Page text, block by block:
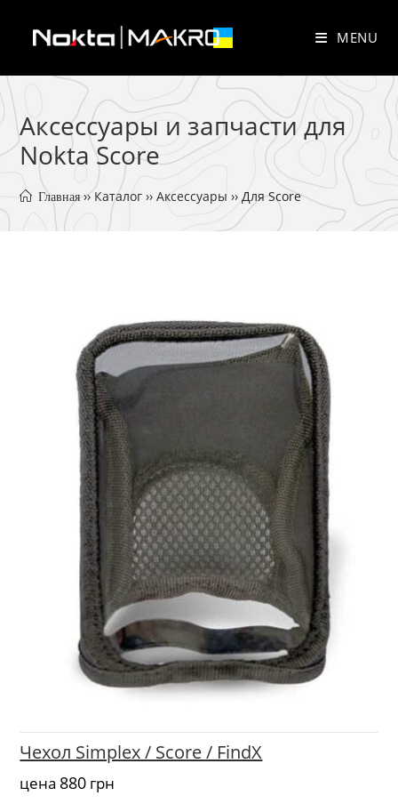
content
MENU
Аксессуары и запчасти для
Nokta Score
Главная ›› Каталог ›› Аксессуары ›› Для Score
Чехол Simplex / Score / FindX
цена 880 грн